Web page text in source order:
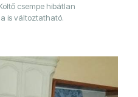
csempe hibátlan
is változtatható.